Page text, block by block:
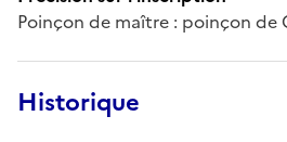
Poinçon de maître : poinçon de
Historique